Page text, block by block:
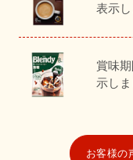
表示し
賞味
示しま
お客様の